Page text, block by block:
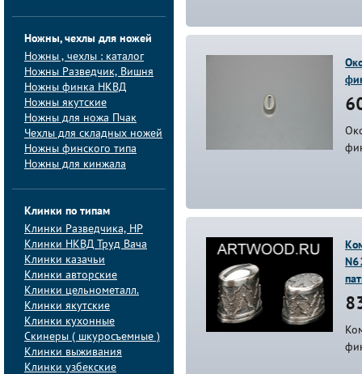
Ножны, чехлы для ножей
Ножны , чехлы : каталог
Ножны Разведчик, Вишня
Ножны финка НКВД
Ножны якутские
Ножны для ножа Пчак
Чехлы для складных ножей
Ножны финского типа
Ножны для кинжала
Клинки по типам
Клинки Pазведчика, НP
Клинки НКВД Труд Вача
Клинки казачьи
Клинки авторские
Клинки цельнометалл.
Клинки якутские
Клинки кухонные
Скинеры ( шкуросъемные )
Клинки выживания
Клинки узбекские